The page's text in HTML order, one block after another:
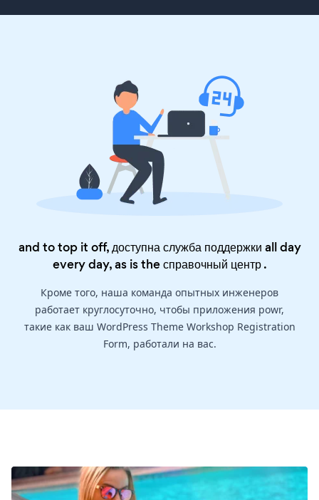
and to top it off, доступна служба поддержки all day
every day, as is theсправочный центр.
Кроме того, наша команда опытных инженеров
работает круглосуточно, чтобы приложения powr,
такие как ваш WordPress Theme Workshop Registration
Form, работали на вас.